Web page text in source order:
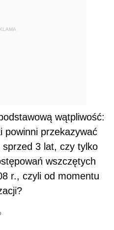
wątpliwość:
powinni przekazywać
sprzed 3 lat, czy tylko
wszczętych
r., czyli od momentu